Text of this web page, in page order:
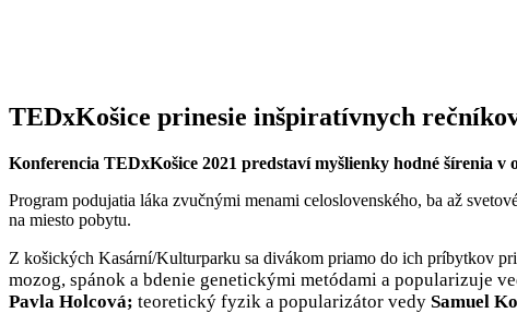
TEDxKošice prinesie inšpiratívnych
Konferencia TEDxKošice 2021 predstaví myšlienky hodné šírenia
Program podujatia láka zvučnými menami celoslovenského, ba až
na miesto pobytu.
Z košických Kasární/Kulturparku sa divákom priamo do ich príbytkov
mozog, spánok a bdenie genetickými metódami a popularizuje
Pavla Holcová; teoretický fyzik a popularizátor vedy Samuel